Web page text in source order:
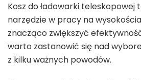
Kosz do ładowarki teleskopowej
narzędzie w pracy na
znacząco zwiększyć
warto zastanowić się nad
z kilku ważnych powodów.